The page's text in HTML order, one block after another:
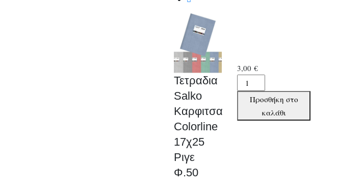
Τετραδια
Salko
Καρφιτσα
Colorline
17χ25
Ριγε
Φ.50
3,00€
Τετραδια
Salko
Colorline
Προσθήκη στο
καλάθι